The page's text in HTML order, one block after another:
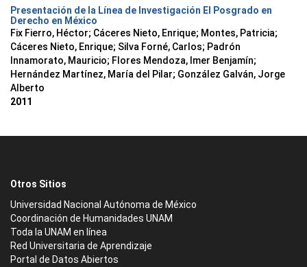
Presentación de la Línea de Investigación El Posgrado en
Derecho en México
Fix Fierro, Héctor; Cáceres Nieto, Enrique; Montes, Patricia;
Cáceres Nieto, Enrique; Silva Forné, Carlos; Padrón
Innamorato, Mauricio; Flores Mendoza, Imer Benjamín;
Hernández Martínez, María del Pilar; González Galván, Jorge
Alberto
2011
Otros Sitios
Universidad Nacional Autónoma de México
Coordinación de Humanidades UNAM
Toda la UNAM en línea
Red Universitaria de Aprendizaje
Portal de Datos Abiertos